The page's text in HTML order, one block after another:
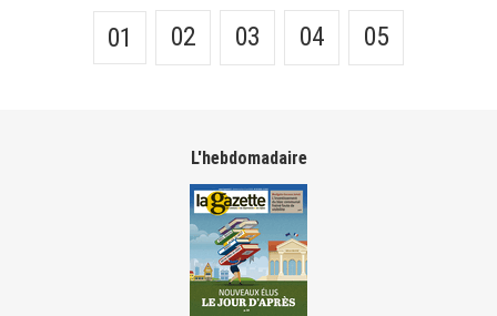
01 02 03 04 05
L'hebdomadaire